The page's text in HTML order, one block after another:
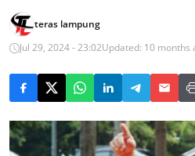
teras lampung
Jul 29, 2024 - 23:02Updated: 10 months